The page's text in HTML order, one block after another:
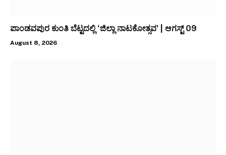
ಪಾಂಡವಪುರ ಕುಂತಿ ಬೆಟ್ಟದಲ್ಲಿ ‘ಜಿಲ್ಲಾ ನಾಟಕೋತ್ಸವ’ | ಆಗಸ್ಟ್ 09
August 8, 2026